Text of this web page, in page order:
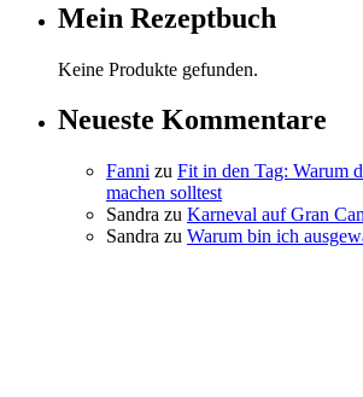
Mein Rezeptbuch
Keine Produkte gefunden.
Neueste Kommentare
Fanni zu Fit in den Tag: Warum
machen solltest
Sandra zu Karneval auf Gran
Sandra zu Warum bin ich